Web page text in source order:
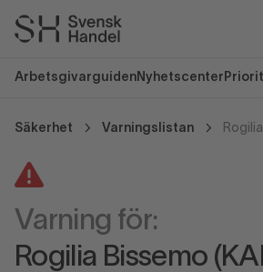
Arbetsgivarguiden Nyhetscenter
Säkerhet Varningslistan
Varning för:
Rogilia Bissemo